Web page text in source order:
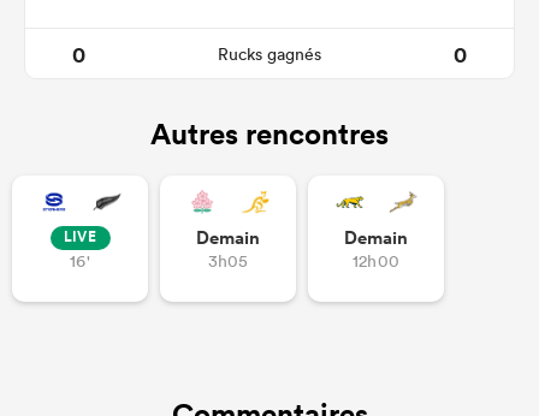
0 Rucks gagnés 0
Autres rencontres
LIVE
16'
Demain
3h05
Demain
12h00